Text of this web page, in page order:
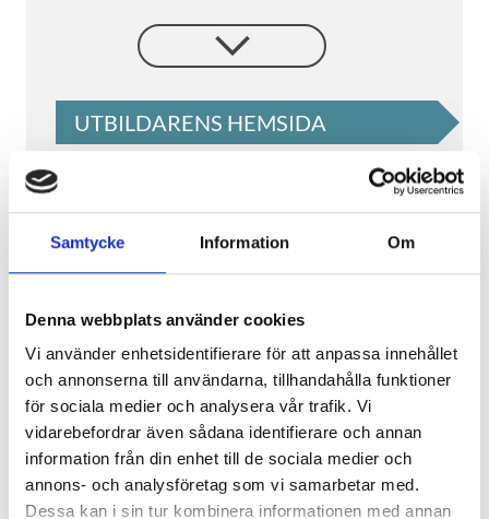
Samtycke Information Om
Denna webbplats använder cookies
Vi använder enhetsidentifierare för att anpassa innehållet
och annonserna till användarna, tillhandahålla funktioner
för sociala medier och analysera vår trafik. Vi
vidarebefordrar även sådana identifierare och annan
information från din enhet till de sociala medier och
annons- och analysföretag som vi samarbetar med.
Dessa kan i sin tur kombinera informationen med annan
optimera biogasproduktionen i
anläggningar. Du arbetar genom hela
och uppgradering av biogas till
hantering av biogödsel och
✓ Studera kostnadsfritt och CSN-
berättigat
Behörighetskrav
• Gymnasieexamen eller motsvarande
• Matematik 2
Saknar du formell behörighet?Så blir du
behörig till Teknikhögskolan »
UTBILDARENS HEMSIDA
Teknikhögskolan
400
Yrkeshögskolepoäng
YHP400(ca.2.0 år)
Studieort
Distans
Studietakt
100%